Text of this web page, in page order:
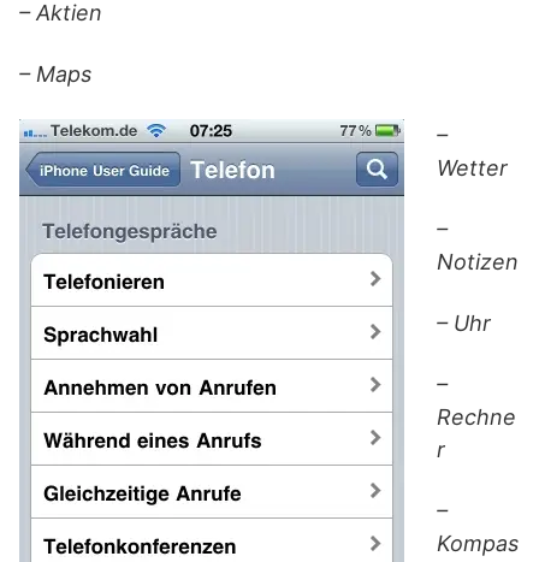
– Aktien
– Maps
–
Wetter
–
Notizen
– Uhr
–
Rechne
r
–
Kompas